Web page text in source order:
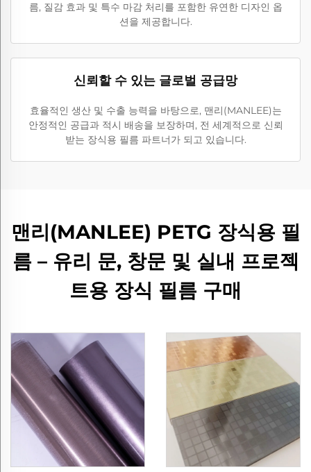
름, 질감 효과 및 특수 마감 처리를 포함한 유연한 디자인 옵
션을 제공합니다.
신뢰할 수 있는 글로벌 공급망
효율적인 생산 및 수출 능력을 바탕으로, 맨리(MANLEE)는
안정적인 공급과 적시 배송을 보장하며, 전 세계적으로 신뢰
받는 장식용 필름 파트너가 되고 있습니다.
맨리(MANLEE) PETG 장식용 필
름 – 유리 문, 창문 및 실내 프로젝
트용 장식 필름 구매